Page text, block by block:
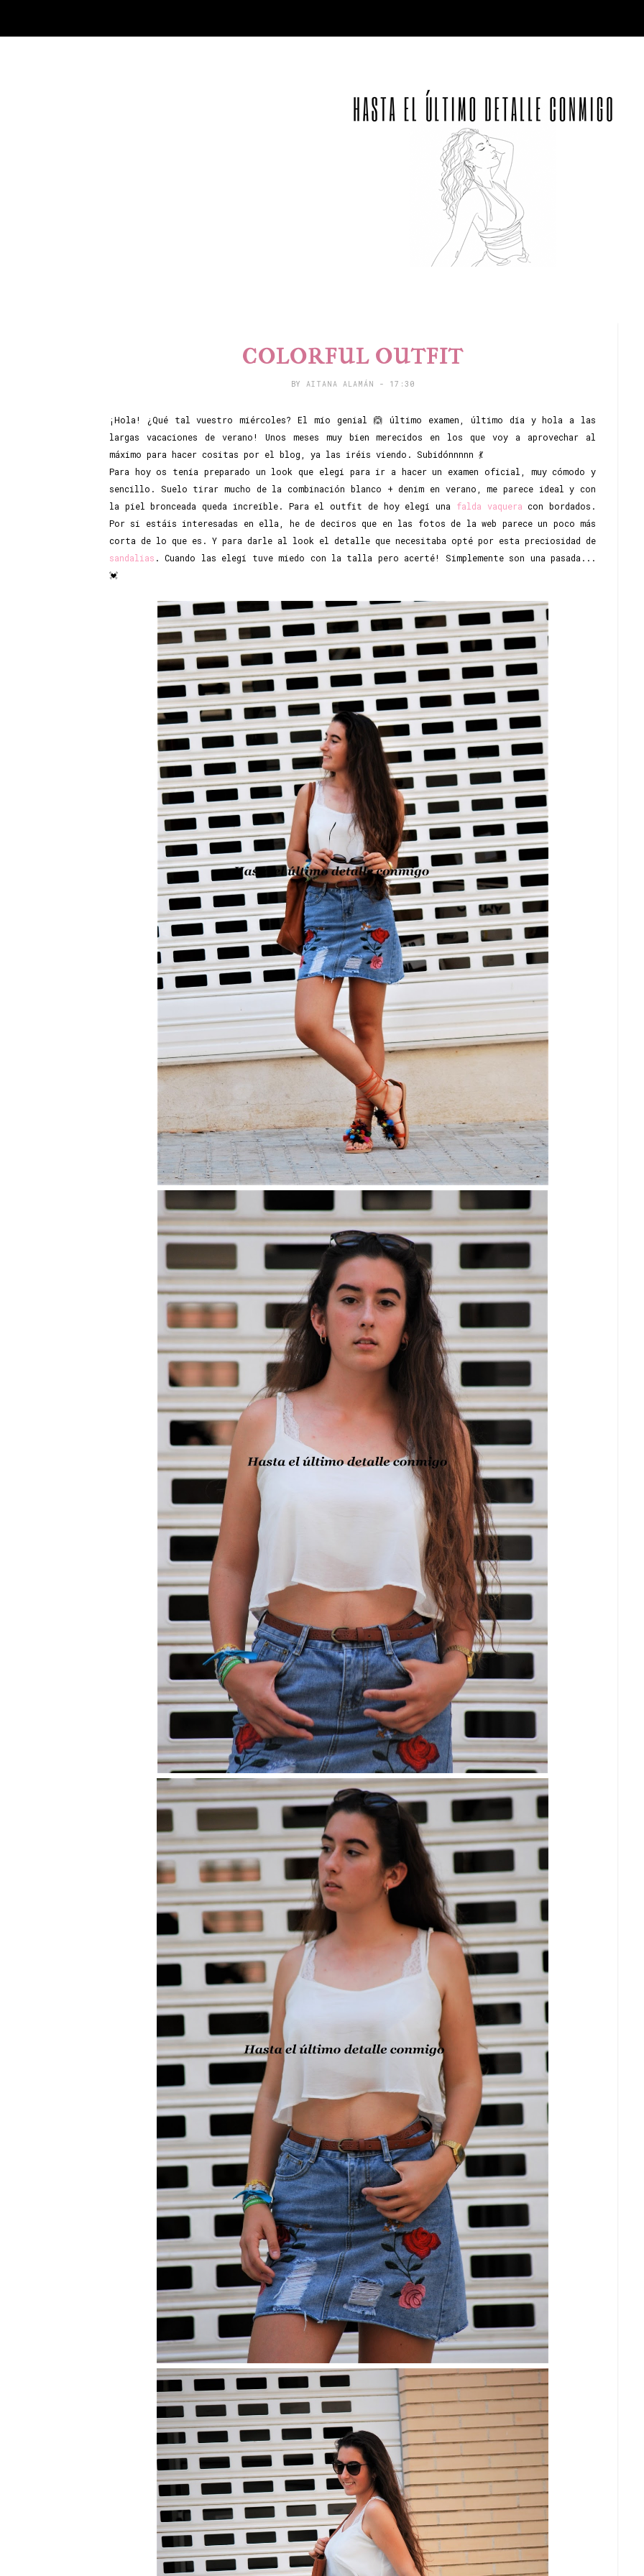
COLORFUL OUTFIT
BY AITANA ALAMÁN - 17:30
¡Hola! ¿Qué tal vuestro miércoles? El mío genial 🙆 último examen, último día y hola a las
largas vacaciones de verano! Unos meses muy bien merecidos en los que voy a aprovechar al
máximo para hacer cositas por el blog, ya las iréis viendo. Subidónnnnn 💃
Para hoy os tenía preparado un look que elegí para ir a hacer un examen oficial, muy cómodo y
sencillo. Suelo tirar mucho de la combinación blanco + denim en verano, me parece ideal y con
la piel bronceada queda increíble. Para el outfit de hoy elegí una falda vaquera con bordados.
Por si estáis interesadas en ella, he de deciros que en las fotos de la web parece un poco más
corta de lo que es. Y para darle al look el detalle que necesitaba opté por esta preciosidad de
sandalias . Cuando las elegí tuve miedo con la talla pero acerté! Simplemente son una pasada...
💓